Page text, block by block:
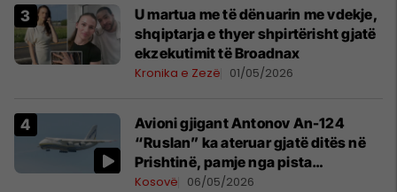
U martua me të dënuarin me vdekje,
shqiptarja e thyer shpirtërisht gjatë
ekzekutimit të Broadnax
Kronika e Zezë 01/05/2026
Avioni gjigant Antonov An-124
“Ruslan” ka ateruar gjatë ditës në
Prishtinë, pamje nga pista
publikohen edhe në rrjete sociale
Kosovë 06/05/2026